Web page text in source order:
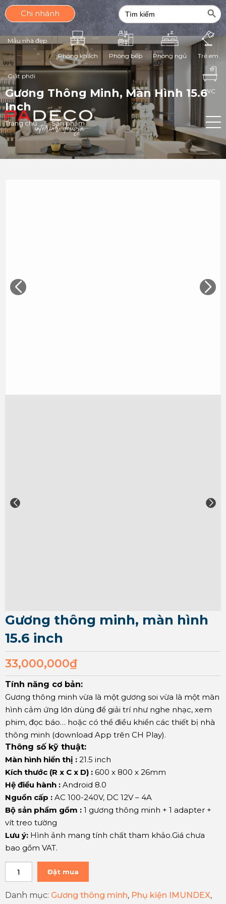
Chi nhánh
Search
for:
Search
Mẫu nhà đẹp
Phòng khách
Phòng bếp Phòng ngủ Trẻ em
Giặt phơi
WC
Gương Thông Minh, Màn Hình 15.6
Inch
Trang chủ Sản phẩm
Gương thông minh, màn hình
15.6 inch
33,000,000₫
Đặt mua
Danh mục: Gương thông minh, Phụ kiện IMUNDEX,
Tính năng cơ bản:
Gương thông minh vừa là một gương soi vừa là một màn
hình cảm ứng lớn dùng để giải trí như nghe nhạc, xem
phim, đọc báo… hoặc có thể điều khiển các thiết bị nhà
thông minh (download App trên CH Play).
Thông số kỹ thuật:
Màn hình hiển thị : 21.5 inch
Kích thước (R x C x D) : 600 x 800 x 26mm
Hệ điều hành : Android 8.0
Nguồn cấp : AC 100-240V, DC 12V – 4A
Bộ sản phẩm gồm : 1 gương thông minh + 1 adapter +
vít treo tường
Lưu ý: Hình ảnh mang tính chất tham khảo.Giá chưa
bao gồm VAT.